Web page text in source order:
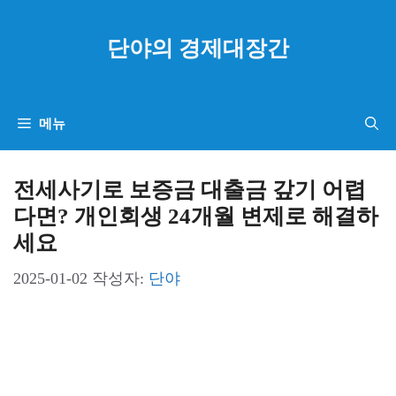
기
단야의 경제대장간
메뉴
전세사기로 보증금 대출금 갚기 어렵
다면? 개인회생 24개월 변제로 해결하
세요
2025-01-02 작성자: 단야